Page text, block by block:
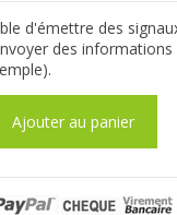
d'émettre des
des
Ajouter au panier